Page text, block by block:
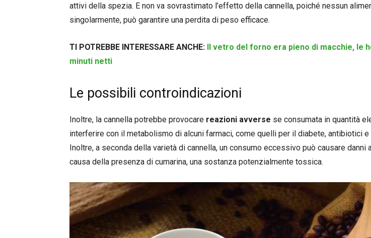
attivi della spezia. E non va sovrastimato l’effetto della cannella, poiché nessun
singolarmente, può garantire una perdita di peso efficace.
TI POTREBBE INTERESSARE ANCHE: Il vetro del forno era pieno di macchie, le
minuti netti
Le possibili controindicazioni
Inoltre, la cannella potrebbe provocare reazioni avverse se consumata in quantità
interferire con il metabolismo di alcuni farmaci, come quelli per il diabete, antibiotici e
Inoltre, a seconda della varietà di cannella, un consumo eccessivo può causare danni
causa della presenza di cumarina, una sostanza potenzialmente tossica.